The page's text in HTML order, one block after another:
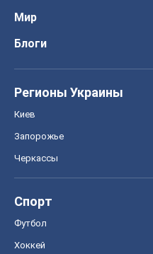
Мир
Блоги
Регионы Украины
Киев
Запорожье
Черкассы
Спорт
Футбол
Хоккей